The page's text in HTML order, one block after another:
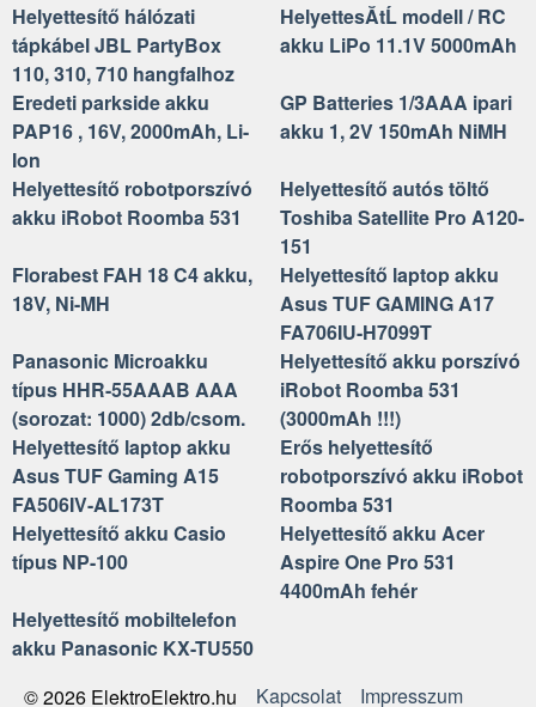
Helyettesítő hálózati
tápkábel JBL PartyBox
110, 310, 710 hangfalhoz
HelyettesĂ­tĹ modell / RC
akku LiPo 11.1V 5000mAh
Eredeti parkside akku
PAP16 , 16V, 2000mAh, Li-
Ion
GP Batteries 1/3AAA ipari
akku 1, 2V 150mAh NiMH
Helyettesítő robotporszívó
akku iRobot Roomba 531
Helyettesítő autós töltő
Toshiba Satellite Pro A120-
151
Florabest FAH 18 C4 akku,
18V, Ni-MH
Helyettesítő laptop akku
Asus TUF GAMING A17
FA706IU-H7099T
Panasonic Microakku
típus HHR-55AAAB AAA
(sorozat: 1000) 2db/csom.
Helyettesítő akku porszívó
iRobot Roomba 531
(3000mAh !!!)
Helyettesítő laptop akku
Asus TUF Gaming A15
FA506IV-AL173T
Erős helyettesítő
robotporszívó akku iRobot
Roomba 531
Helyettesítő akku Casio
típus NP-100
Helyettesítő akku Acer
Aspire One Pro 531
4400mAh fehér
Helyettesítő mobiltelefon
akku Panasonic KX-TU550
© 2026 ElektroElektro.hu
Kapcsolat
Impresszum